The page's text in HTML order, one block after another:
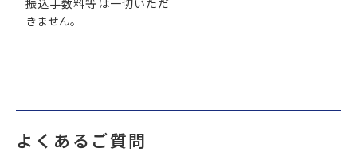
振込手数料等は一切いただ
きません。
よくあるご質問